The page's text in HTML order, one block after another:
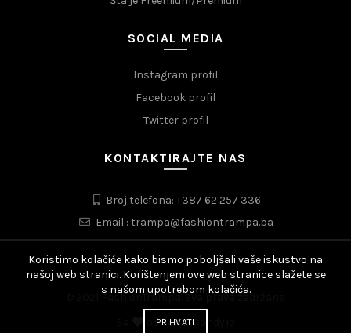
SOCIAL MEDIA
Instagram profil
Facebook profil
Twitter profil
KONTAKTIRAJTE NAS
Broj telefona: +387 62 257 336
Email : trampa@fashiontrampa.ba
© 2021 FashionTrampa. Sva prava zadržana
odScriptCandy.io
Koristimo kolačiće kako bismo poboljšali vaše iskustvo na
našoj web stranici. Korištenjem ove web stranice slažete se
s našom upotrebom kolačića.
PRIHVATI